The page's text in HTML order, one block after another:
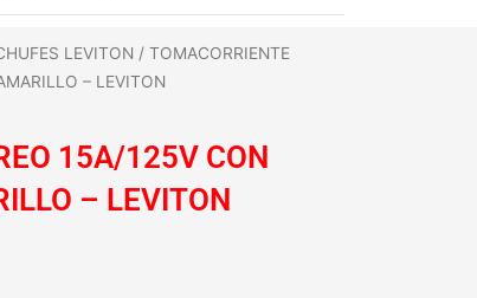
LEVITON / TOMACORRIENTE
– LEVITON
15A/125V CON
– LEVITON